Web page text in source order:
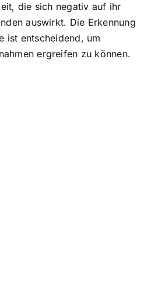
die sich negativ auf ihr
auswirkt. Die Erkennung
ist entscheidend, um
ergreifen zu können.